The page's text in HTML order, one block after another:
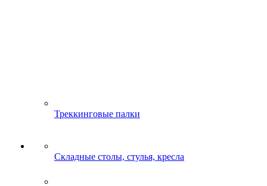
Треккинговые палки
Складные столы, стулья, кресла